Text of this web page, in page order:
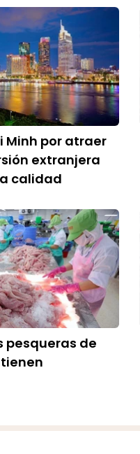
Minh por atraer
extranjera
calidad
pesqueras de